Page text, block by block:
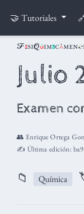
🤝 Tutoriales
Julio
Examen
👥 Enrique Ortega
✍️ Última edición:
📁 Química